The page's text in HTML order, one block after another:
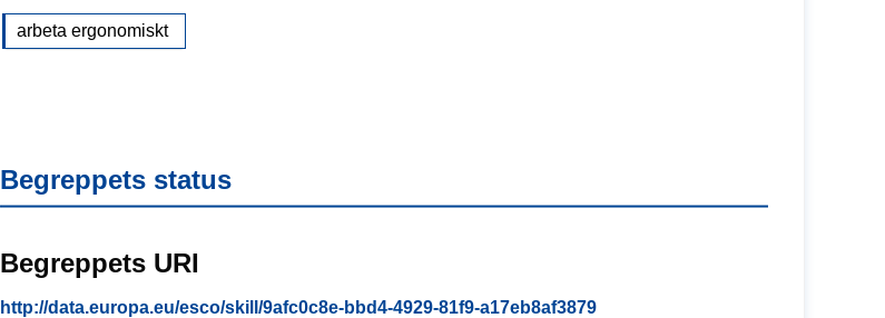
arbeta ergonomiskt
Begreppets status
Begreppets URI
http://data.europa.eu/esco/skill/9afc0c8e-bbd4-4929-81f9-a17eb8af3879